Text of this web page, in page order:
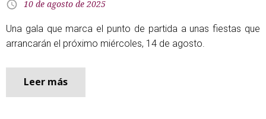
10 de agosto de 2025
Una gala que marca el punto de partida a unas fiestas que
arrancarán el próximo miércoles, 14 de agosto.
Leer más